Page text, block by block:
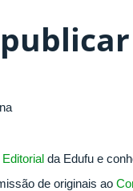
da Edufu e
de originais ao